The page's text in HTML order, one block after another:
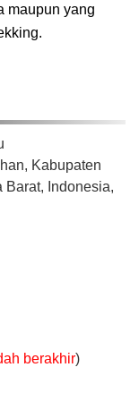
maupun yang
Kabupaten
Barat, Indonesia,
berakhir)